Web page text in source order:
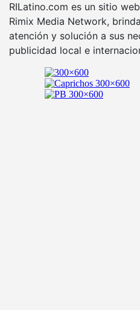
RILatino.com es un sitio
Rimix Media Network,
atención y solución a sus
publicidad local e